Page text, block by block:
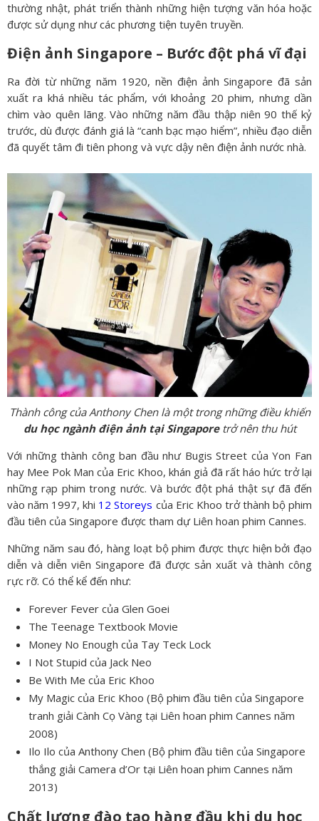
thường nhật, phát triển thành những hiện tượng văn hóa hoặc
được sử dụng như các phương tiện tuyên truyền.
Điện ảnh Singapore – Bước đột phá vĩ đại
Ra đời từ những năm 1920, nền điện ảnh Singapore đã sản
xuất ra khá nhiều tác phẩm, với khoảng 20 phim, nhưng dần
chìm vào quên lãng. Vào những năm đầu thập niên 90 thế kỷ
trước, dù được đánh giá là “canh bạc mạo hiểm”, nhiều đạo diễn
đã quyết tâm đi tiên phong và vực dậy nên điện ảnh nước nhà.
Thành công của Anthony Chen là một trong những điều khiến
du học ngành điện ảnh tại Singaporetrở nên thu hút
Với những thành công ban đầu như Bugis Street của Yon Fan
hay Mee Pok Man của Eric Khoo, khán giả đã rất háo hức trở lại
những rạp phim trong nước. Và bước đột phá thật sự đã đến
vào năm 1997, khi 12 Storeys của Eric Khoo trở thành bộ phim
đầu tiên của Singapore được tham dự Liên hoan phim Cannes.
Những năm sau đó, hàng loạt bộ phim được thực hiện bởi đạo
diễn và diễn viên Singapore đã được sản xuất và thành công
rực rỡ. Có thể kể đến như:
Forever Fever của Glen Goei
The Teenage Textbook Movie
Money No Enough của Tay Teck Lock
I Not Stupid của Jack Neo
Be With Me của Eric Khoo
My Magic của Eric Khoo (Bộ phim đầu tiên của Singapore
tranh giải Cành Cọ Vàng tại Liên hoan phim Cannes năm
2008)
Ilo Ilo của Anthony Chen (Bộ phim đầu tiên của Singapore
thắng giải Camera d’Or tại Liên hoan phim Cannes năm
2013)
Chất lượng đào tạo hàng đầu khi du học